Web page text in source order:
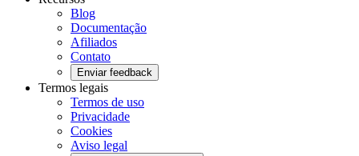
Blog
Documentação
Afiliados
Contato
Enviar feedback
Termos legais
Termos de uso
Privacidade
Cookies
Aviso legal